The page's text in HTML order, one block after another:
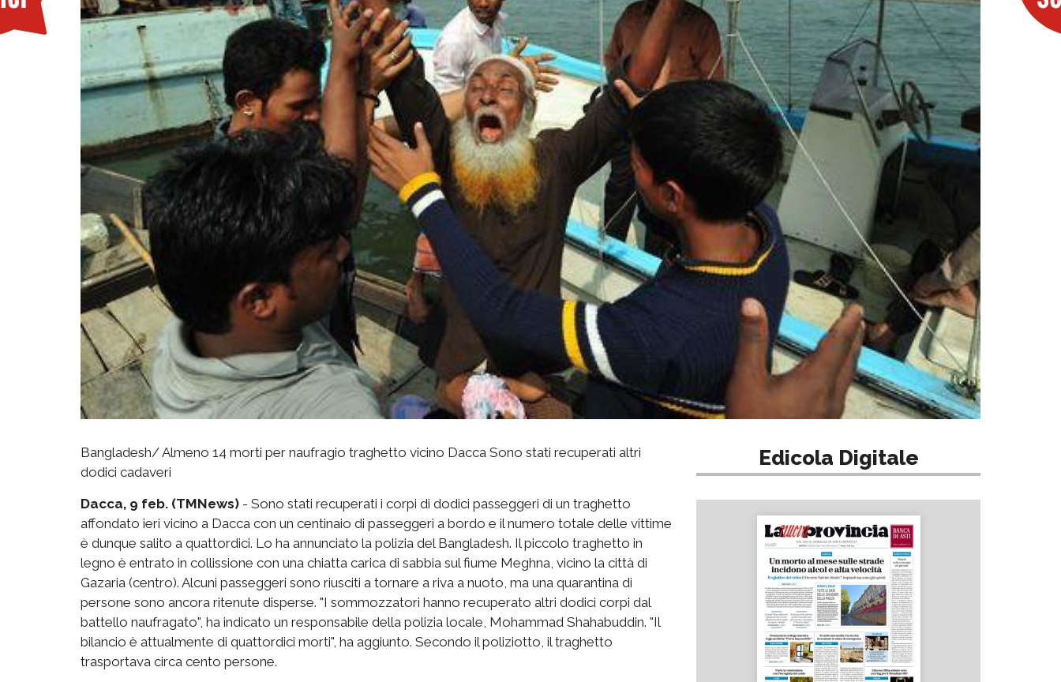
Bangladesh/ Almeno 14 morti per naufragio traghetto vicino Dacca Sono stati recuperati altri
dodici cadaveri
Dacca, 9 feb. (TMNews) - Sono stati recuperati i corpi di dodici passeggeri di un traghetto
affondato ieri vicino a Dacca con un centinaio di passeggeri a bordo e il numero totale delle vittime
è dunque salito a quattordici. Lo ha annunciato la polizia del Bangladesh. Il piccolo traghetto in
legno è entrato in collissione con una chiatta carica di sabbia sul fiume Meghna, vicino la città di
Gazaria (centro). Alcuni passeggeri sono riusciti a tornare a riva a nuoto, ma una quarantina di
persone sono ancora ritenute disperse. "I sommozzatori hanno recuperato altri dodici corpi dal
battello naufragato", ha indicato un responsabile della polizia locale, Mohammad Shahabuddin. "Il
bilancio è attualmente di quattordici morti", ha aggiunto. Secondo il poliziotto, il traghetto
trasportava circa cento persone.
Edicola Digitale